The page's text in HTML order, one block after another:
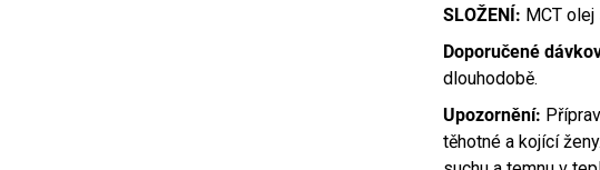
SLOŽENÍ: MCT olej
Doporučené
dlouhodobě.
Upozornění:
těhotné a kojící